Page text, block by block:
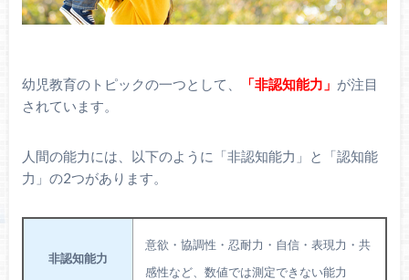
幼児教育のトピックの一つとして、 「非認知能力」 が注目
されています。
人間の能力には、以下のように「非認知能力」と「認知能
力」の2つがあります。
非認知能力
意欲・協調性・忍耐力・自信・表現力・共
感性など、数値では測定できない能力